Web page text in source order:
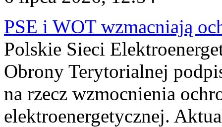
PSE i WOT wzmacniają
Polskie Sieci
Obrony Terytorialnej
na rzecz wzmocnienia
elektroenergetycznej.